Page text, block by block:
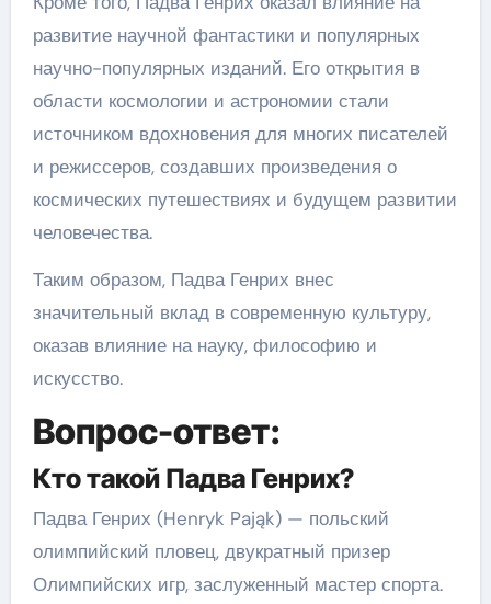
развитие научной фантастики и популярных
научно-популярных изданий. Его открытия в
области космологии и астрономии стали
источником вдохновения для многих писателей
и режиссеров, создавших произведения о
космических путешествиях и будущем развитии
человечества.
Таким образом, Падва Генрих внес
значительный вклад в современную культуру,
оказав влияние на науку, философию и
искусство.
Вопрос-ответ:
Кто такой Падва Генрих?
Падва Генрих (Henryk Pająk) — польский
олимпийский пловец, двукратный призер
Олимпийских игр, заслуженный мастер спорта.